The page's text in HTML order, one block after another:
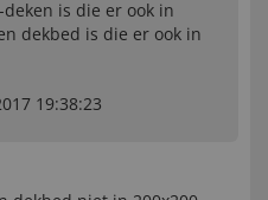
is die er ook in
dekbed is die er ook in
19:38:23